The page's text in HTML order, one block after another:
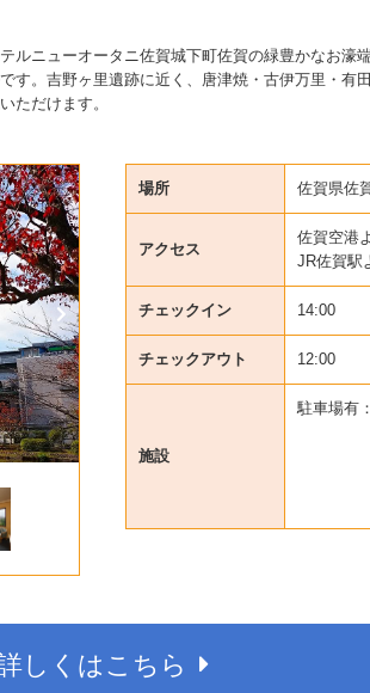
ルニューオータニ佐賀城下町佐賀の緑豊かなお濠
す。吉野ヶ里遺跡に近く、唐津焼・古伊万里・有
ただけます。
場所 佐賀県佐
アクセス
佐賀空港
JR佐賀駅
チェックイン 14:00
チェックアウト 12:00
施設
駐車場有
しくはこちら